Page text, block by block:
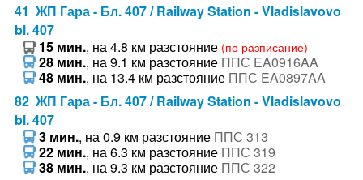
41 ЖП Гара - Бл. 407 / Railway Station - Vladislavovo
bl. 407
15 мин., на 4.8 км разстояние (по разписание)
28 мин., на 9.1 км разстояние ППС EA0916AA
48 мин., на 13.4 км разстояние ППС EA0897AA
82 ЖП Гара - Бл. 407 / Railway Station - Vladislavovo
bl. 407
3 мин., на 0.9 км разстояние ППС 313
22 мин., на 6.3 км разстояние ППС 319
38 мин., на 9.3 км разстояние ППС 322